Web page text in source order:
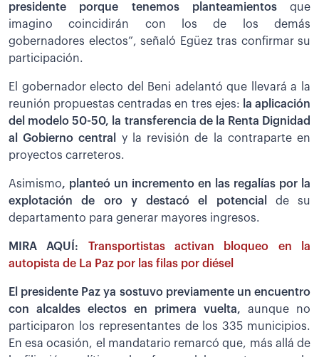
presidente porque tenemos planteamientosque
imagino coincidirán con los de los demás
gobernadores electos”, señaló Egüez tras confirmar su
participación.
El gobernador electo del Beni adelantó que llevará a la
reunión propuestas centradas en tres ejes: la aplicación
del modelo 50-50, la transferencia de la Renta Dignidad
al Gobierno central y la revisión de la contraparte en
proyectos carreteros.
Asimismo, planteó un incremento en las regalías por la
explotación de oro y destacó el potencial de su
departamento para generar mayores ingresos.
MIRA AQUÍ: Transportistas activan bloqueo en la
autopista de La Paz por las filas por diésel
El presidente Paz ya sostuvo previamente un encuentro
con alcaldes electos en primera vuelta, aunque no
participaron los representantes de los 335 municipios.
En esa ocasión, el mandatario remarcó que, más allá de